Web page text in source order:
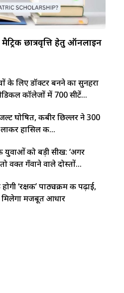
छात्रवृत्ति हेतु ऑनलाइन
के लिए डॉक्टर बनने का सुनहरा
कॉलेजों में 700 सीटें...
घोषित, कबीर छिल्लर ने 300
हासिल की...
युवाओं को बड़ी सीख: ‘अगर
वक्त गँवाने वाले दोस्तों...
‘रक्षक’ पाठ्यक्रम की पढ़ाई,
मिलेगा मजबूत आधार